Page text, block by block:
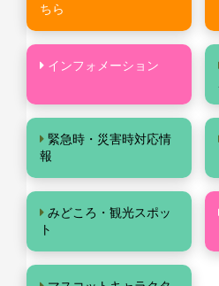
ちら
インフォメーション
緊急時・災害時対応情
報
みどころ・観光スポッ
ト